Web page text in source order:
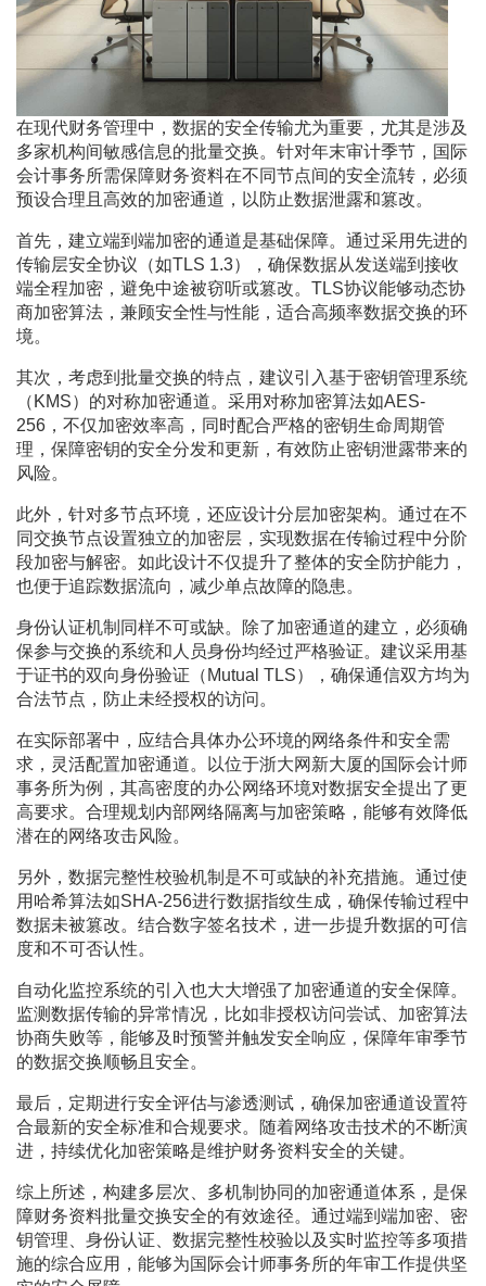
在现代财务管理中，数据的安全传输尤为重要，尤其是涉及
多家机构间敏感信息的批量交换。针对年末审计季节，国际
会计事务所需保障财务资料在不同节点间的安全流转，必须
预设合理且高效的加密通道，以防止数据泄露和篡改。
首先，建立端到端加密的通道是基础保障。通过采用先进的
传输层安全协议（如TLS 1.3），确保数据从发送端到接收
端全程加密，避免中途被窃听或篡改。TLS协议能够动态协
商加密算法，兼顾安全性与性能，适合高频率数据交换的环
境。
其次，考虑到批量交换的特点，建议引入基于密钥管理系统
（KMS）的对称加密通道。采用对称加密算法如AES-
256，不仅加密效率高，同时配合严格的密钥生命周期管
理，保障密钥的安全分发和更新，有效防止密钥泄露带来的
风险。
此外，针对多节点环境，还应设计分层加密架构。通过在不
同交换节点设置独立的加密层，实现数据在传输过程中分阶
段加密与解密。如此设计不仅提升了整体的安全防护能力，
也便于追踪数据流向，减少单点故障的隐患。
身份认证机制同样不可或缺。除了加密通道的建立，必须确
保参与交换的系统和人员身份均经过严格验证。建议采用基
于证书的双向身份验证（Mutual TLS），确保通信双方均为
合法节点，防止未经授权的访问。
在实际部署中，应结合具体办公环境的网络条件和安全需
求，灵活配置加密通道。以位于浙大网新大厦的国际会计师
事务所为例，其高密度的办公网络环境对数据安全提出了更
高要求。合理规划内部网络隔离与加密策略，能够有效降低
潜在的网络攻击风险。
另外，数据完整性校验机制是不可或缺的补充措施。通过使
用哈希算法如SHA-256进行数据指纹生成，确保传输过程中
数据未被篡改。结合数字签名技术，进一步提升数据的可信
度和不可否认性。
自动化监控系统的引入也大大增强了加密通道的安全保障。
监测数据传输的异常情况，比如非授权访问尝试、加密算法
协商失败等，能够及时预警并触发安全响应，保障年审季节
的数据交换顺畅且安全。
最后，定期进行安全评估与渗透测试，确保加密通道设置符
合最新的安全标准和合规要求。随着网络攻击技术的不断演
进，持续优化加密策略是维护财务资料安全的关键。
综上所述，构建多层次、多机制协同的加密通道体系，是保
障财务资料批量交换安全的有效途径。通过端到端加密、密
钥管理、身份认证、数据完整性校验以及实时监控等多项措
施的综合应用，能够为国际会计师事务所的年审工作提供坚